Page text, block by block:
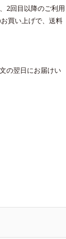
2回目以降のご利用
買い上げで、送料
の翌日にお届けい